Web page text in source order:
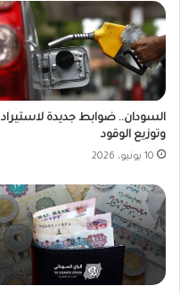
السودان.. ضوابط جديدة لاستيراد
وتوزيع الوقود
10 يونيو، 2026